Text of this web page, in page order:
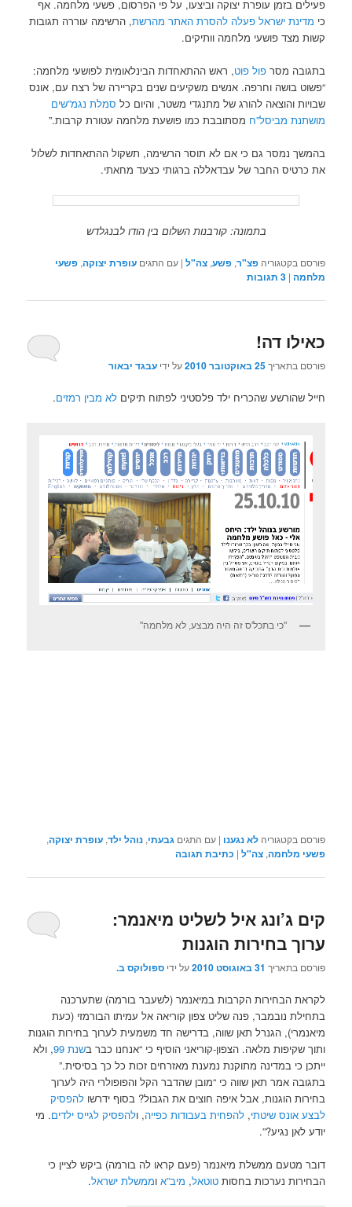
פעילים בזמן עופרת יצוקה וביצעו, על פי הפרסום, פשעי מלחמה. אף
כי מדינת ישראל פעלה להסרת האתר מהרשת, הרשימה עוררה תגובות
קשות מצד פושעי מלחמה וותיקים.
בתגובה מסרפול פוט, ראש ההתאחדות הבינלאומית לפושעי מלחמה:
“פשוט בושה וחרפה. אנשים משקיעים שנים בקריירה של רצח עם, אונס
שבויות והוצאה להורג של מתנגדי משטר, והיום כל סמלת נגמ”שים
מושתנת מביסל”ח מסתובבת כמו פושעת מלחמה עטורת קרבות.”
בהמשך נמסר גם כי אם לא תוסר הרשימה, תשקול ההתאחדות לשלול
את כרטיס החבר של עבדאללה ברגותי כצעד מחאתי.
בתמונה: קורבנות השלום בין הודו לבנגלדש
פורסם בקטגוריה פצ"ר,פשע,צה"ל |עם התגים עופרת יצוקה,פשעי
מלחמה |
3 תגובות
כאילו דה!
פורסם בתאריך25 באוקטובר 2010 על ידיעבגד יבאור
חייל שהורשע שהכריח ילד פלסטיני לפתוח תיקיםלא מבין רמזים.
"כי בתכל'ס זה היה מבצע, לא מלחמה"
פורסם בקטגוריה לא נגענו |עם התגים גבעתי,נוהל ילד,עופרת יצוקה,
פשעי מלחמה,צה"ל | כתיבת תגובה
קים ג’ונג איל לשליט מיאנמר:
ערוך בחירות הוגנות
פורסם בתאריך 31 באוגוסט 2010 על ידיספולוקס ב.
לקראת הבחירות הקרבות במיאנמר (לשעבר בורמה) שתערכנה
בתחילת נובמבר, פנה שליט צפון קוריאה אל עמיתו הבורמזי (כעת
מיאנמרי), הגנרל תאן שווה, בדרישה חד משמעית לערוך בחירות הוגנות
ותוך שקיפות מלאה. הצפון-קוריאני הוסיף כי “אנחנו כבר בשנת 99
, ולא
ייתכן כי במדינה מתוקנת נמענת מאזרחים זכות כל כך בסיסית.”
בתגובה אמר תאן שווה כי “מובן שהדבר הקל והפופולרי היה לערוך
בחירות הוגנות, אבל איפה חוצים את הגבול? בסוף ידרשולהפסיק
לבצע אונס שיטתי,להפחית בעבודות כפייה, ולהפסיק לגייס ילדים. מי
יודע לאן נגיע?”.
דובר מטעם ממשלת מיאנמר (פעם קראו לה בורמה) ביקש לציין כי
הבחירות נערכות בחסותטוטאל, מיב”א וממשלת ישראל.